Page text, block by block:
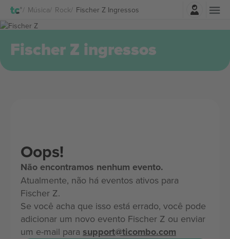
Música Rock Fischer Z IngressosEntrar
Fischer Z ingressos
Oops!
Não encontramos nenhum evento.
Atualmente, não há eventos ativos para
Fischer Z.
Se você acha que isso está errado, você pode
adicionar um novo evento Fischer Z ou enviar
um e-mail para support@ticombo.com